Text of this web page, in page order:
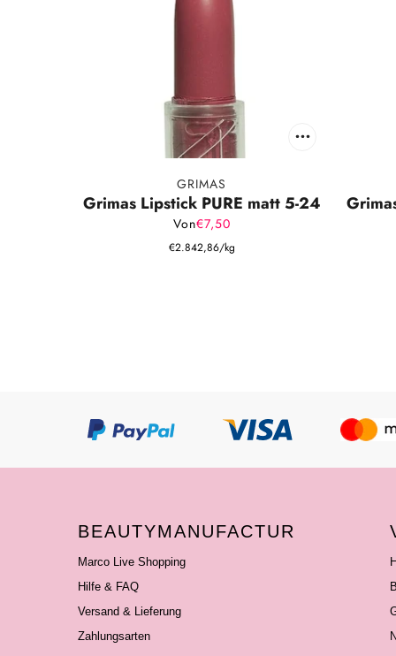
GRIMAS
Grimas Lipstick PURE matt 5-24
Von€7,50
€2.842,86/kg
BEAUTYMANUFACTUR
Marco Live Shopping
Hilfe & FAQ
Versand & Lieferung
Zahlungsarten